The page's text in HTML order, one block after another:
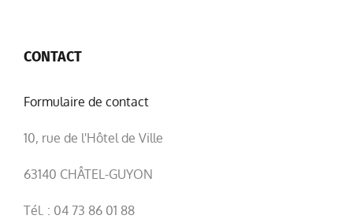
CONTACT
Formulaire de contact
10, rue de l'Hôtel de Ville
63140 CHÂTEL-GUYON
Tél. : 04 73 86 01 88